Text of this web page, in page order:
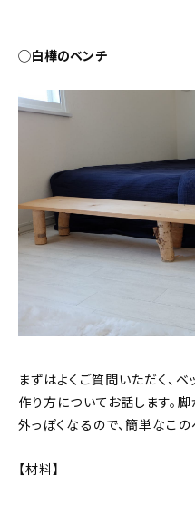
◯白樺のベンチ
まずはよくご質問いただく、
作り方についてお話します。
外っぽくなるので、簡単なこ
【材料】